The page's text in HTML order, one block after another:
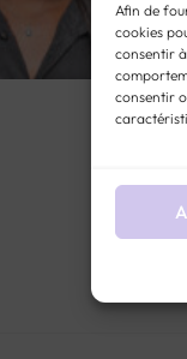
Afin de
cookies
consentir
consentir